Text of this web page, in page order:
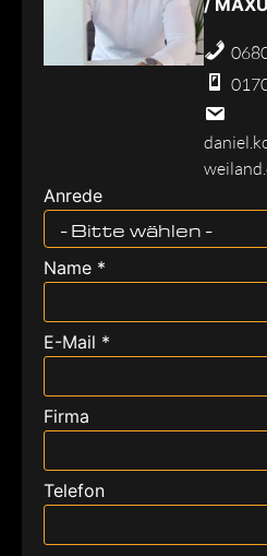
/
Anrede
- Bitte wählen -
Name *
E-Mail *
Firma
Telefon